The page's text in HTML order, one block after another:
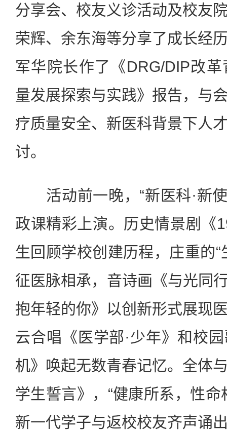
分享会、校友义诊活动及校友
荣辉、余东海等分享了成长经
军华院长作了《DRG/DIP改
量发展探索与实践》报告，与
疗质量安全、新医科背景下人
讨。
活动前一晚，“新医科·新使
政课精彩上演。历史情景剧《
生回顾学校创建历程，庄重的“
征医脉相承，音诗画《与光同
抱年轻的你》以创新形式展现
云合唱《医学部·少年》和校
机》唤起无数青春记忆。全体
学生誓言》，“健康所系，性命
新一代学子与返校校友齐声诵